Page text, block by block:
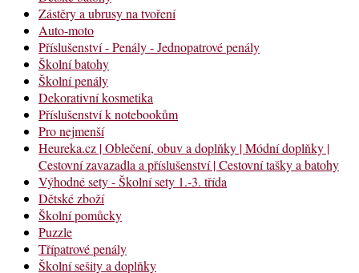
Zástěry a ubrusy na tvoření
Auto-moto
Příslušenství - Penály - Jednopatrové penály
Školní batohy
Školní penály
Dekorativní kosmetika
Příslušenství k notebookům
Pro nejmenší
Heureka.cz | Oblečení, obuv a doplňky | Módní doplňky |
Cestovní zavazadla a příslušenství | Cestovní tašky a batohy
Výhodné sety - Školní sety 1.-3. třída
Dětské zboží
Školní pomůcky
Puzzle
Třípatrové penály
Školní sešity a doplňky